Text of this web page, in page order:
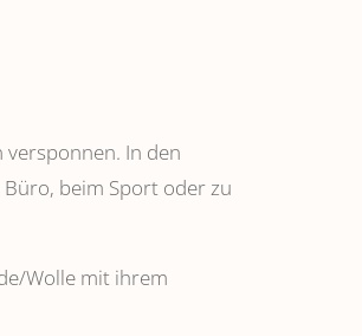
In den
beim Sport oder zu
Wolle mit ihrem